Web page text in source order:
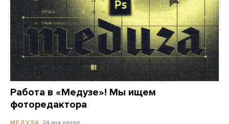
Работа в «Медузе»! Мы ищем
фоторедактора
24 дня назад